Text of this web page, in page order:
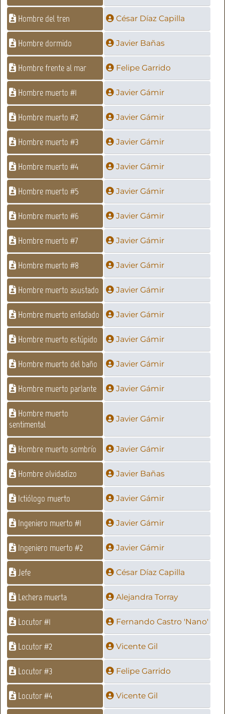
Hombre del tren César Díaz Capilla
Hombre dormido Javier Bañas
Hombre frente al mar Felipe Garrido
Hombre muerto #1 Javier Gámir
Hombre muerto #2 Javier Gámir
Hombre muerto #3 Javier Gámir
Hombre muerto #4 Javier Gámir
Hombre muerto #5 Javier Gámir
Hombre muerto #6 Javier Gámir
Hombre muerto #7 Javier Gámir
Hombre muerto #8 Javier Gámir
Hombre muerto asustado Javier Gámir
Hombre muerto enfadado Javier Gámir
Hombre muerto estúpido Javier Gámir
Hombre muerto del baño Javier Gámir
Hombre muerto parlante Javier Gámir
Hombre muerto
sentimental
Javier Gámir
Hombre muerto sombrío Javier Gámir
Hombre olvidadizo Javier Bañas
Ictiólogo muerto Javier Gámir
Ingeniero muerto #1 Javier Gámir
Ingeniero muerto #2 Javier Gámir
Jefe César Díaz Capilla
Lechera muerta Alejandra Torray
Locutor #1 Fernando Castro 'Nano'
Locutor #2 Vicente Gil
Locutor #3 Felipe Garrido
Locutor #4 Vicente Gil